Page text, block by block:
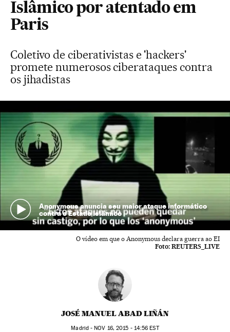
Islâmico por atentado em
Paris
Coletivo de ciberativistas e 'hackers'
promete numerosos ciberataques contra
os jihadistas
Anonymous anuncia seu maior ataque informático
contra o Estado Islâmico
O vídeo em que o Anonymous declara guerra ao EI
Foto: REUTERS_LIVE
JOSÉ MANUEL ABAD LIÑÁN
Madrid -NOV 16, 2015 - 14:56 EST